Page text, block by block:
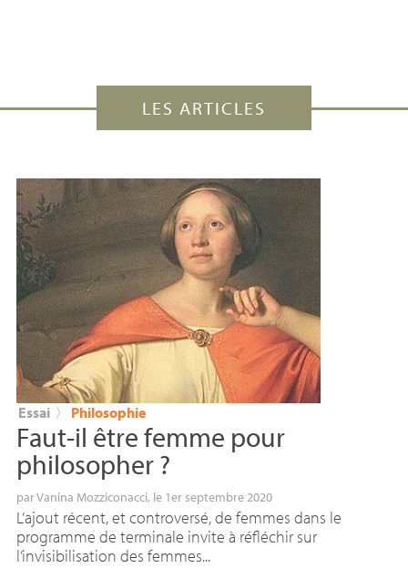
LES ARTICLES
Essai 〉 Philosophie
Faut-il être femme pour
philosopher?
parVanina Mozziconacci, le 1er septembre 2020
L’ajout récent, et controversé, de femmes dans le
programme de terminale invite à réfléchir sur
l’invisibilisation des femmes...